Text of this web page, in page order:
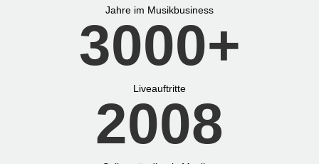
Jahre im Musikbusiness
3000+
Liveauftritte
2008